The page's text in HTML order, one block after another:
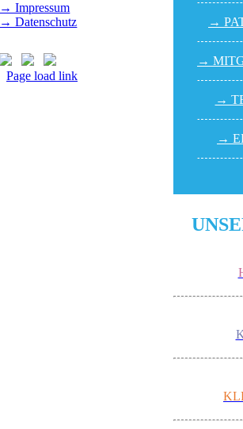
→
→
→
→
→ Impressum
→ Datenschutz
Page load link